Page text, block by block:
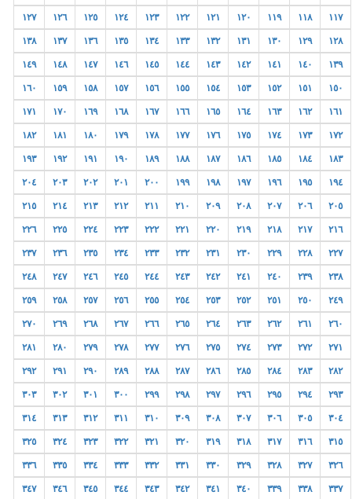
١١٧ ١١٨ ١١٩ ١٢٠ ١٢١ ١٢٢ ١٢٣ ١٢٤ ١٢٥ ١٢٦ ١٢٧
١٢٨ ١٢٩ ١٣٠ ١٣١ ١٣٢ ١٣٣ ١٣٤ ١٣٥ ١٣٦ ١٣٧ ١٣٨
١٣٩ ١٤٠ ١٤١ ١٤٢ ١٤٣ ١٤٤ ١٤٥ ١٤٦ ١٤٧ ١٤٨ ١٤٩
١٥٠ ١٥١ ١٥٢ ١٥٣ ١٥٤ ١٥٥ ١٥٦ ١٥٧ ١٥٨ ١٥٩ ١٦٠
١٦١ ١٦٢ ١٦٣ ١٦٤ ١٦٥ ١٦٦ ١٦٧ ١٦٨ ١٦٩ ١٧٠ ١٧١
١٧٢ ١٧٣ ١٧٤ ١٧٥ ١٧٦ ١٧٧ ١٧٨ ١٧٩ ١٨٠ ١٨١ ١٨٢
١٨٣ ١٨٤ ١٨٥ ١٨٦ ١٨٧ ١٨٨ ١٨٩ ١٩٠ ١٩١ ١٩٢ ١٩٣
١٩٤ ١٩٥ ١٩٦ ١٩٧ ١٩٨ ١٩٩ ٢٠٠ ٢٠١ ٢٠٢ ٢٠٣ ٢٠٤
٢٠٥ ٢٠٦ ٢٠٧ ٢٠٨ ٢٠٩ ٢١٠ ٢١١ ٢١٢ ٢١٣ ٢١٤ ٢١٥
٢١٦ ٢١٧ ٢١٨ ٢١٩ ٢٢٠ ٢٢١ ٢٢٢ ٢٢٣ ٢٢٤ ٢٢٥ ٢٢٦
٢٢٧ ٢٢٨ ٢٢٩ ٢٣٠ ٢٣١ ٢٣٢ ٢٣٣ ٢٣٤ ٢٣٥ ٢٣٦ ٢٣٧
٢٣٨ ٢٣٩ ٢٤٠ ٢٤١ ٢٤٢ ٢٤٣ ٢٤٤ ٢٤٥ ٢٤٦ ٢٤٧ ٢٤٨
٢٤٩ ٢٥٠ ٢٥١ ٢٥٢ ٢٥٣ ٢٥٤ ٢٥٥ ٢٥٦ ٢٥٧ ٢٥٨ ٢٥٩
٢٦٠ ٢٦١ ٢٦٢ ٢٦٣ ٢٦٤ ٢٦٥ ٢٦٦ ٢٦٧ ٢٦٨ ٢٦٩ ٢٧٠
٢٧١ ٢٧٢ ٢٧٣ ٢٧٤ ٢٧٥ ٢٧٦ ٢٧٧ ٢٧٨ ٢٧٩ ٢٨٠ ٢٨١
٢٨٢ ٢٨٣ ٢٨٤ ٢٨٥ ٢٨٦ ٢٨٧ ٢٨٨ ٢٨٩ ٢٩٠ ٢٩١ ٢٩٢
٢٩٣ ٢٩٤ ٢٩٥ ٢٩٦ ٢٩٧ ٢٩٨ ٢٩٩ ٣٠٠ ٣٠١ ٣٠٢ ٣٠٣
٣٠٤ ٣٠٥ ٣٠٦ ٣٠٧ ٣٠٨ ٣٠٩ ٣١٠ ٣١١ ٣١٢ ٣١٣ ٣١٤
٣١٥ ٣١٦ ٣١٧ ٣١٨ ٣١٩ ٣٢٠ ٣٢١ ٣٢٢ ٣٢٣ ٣٢٤ ٣٢٥
٣٢٦ ٣٢٧ ٣٢٨ ٣٢٩ ٣٣٠ ٣٣١ ٣٣٢ ٣٣٣ ٣٣٤ ٣٣٥ ٣٣٦
٣٣٧ ٣٣٨ ٣٣٩ ٣٤٠ ٣٤١ ٣٤٢ ٣٤٣ ٣٤٤ ٣٤٥ ٣٤٦ ٣٤٧